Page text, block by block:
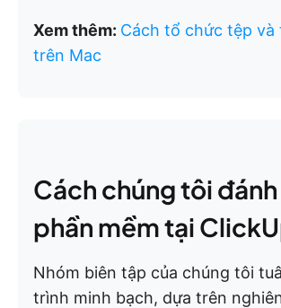
Xem thêm: Cách tổ chức tệp và
trên Mac
Cách chúng tôi
phần mềm tại
Nhóm biên tập của chúng tôi
trình minh bạch, dựa trên